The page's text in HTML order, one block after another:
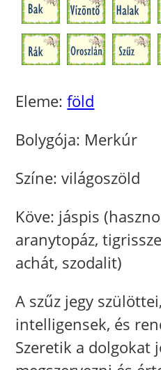
Eleme:föld
Bolygója: Merkúr
Színe: világoszöld
Köve: jáspis
aranytopáz,
achát, szodalit)
A szűz jegy
intelligensek, és
Szeretik a dolgokat